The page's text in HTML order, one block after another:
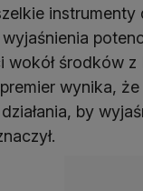
instrumenty
wokół środków
wynika,
by